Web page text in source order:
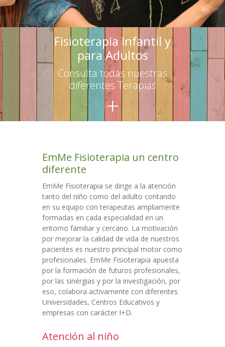
-- Terapias Infantiles
-- Terapias para adultos
Escuelas
-- Asesoramiento
-- Talleres para educadores
-- Talleres para familias
Colaboraciones
Contacto
Fisioterapia Infantil y
para Adultos
Consulta todas nuestras
diferentes Terapias
+
EmMe Fisioterapia un centro
diferente
EmMe Fisioterapia se dirige a la atención
tanto del niño como del adulto contando
en su equipo con terapeutas ampliamente
formadas en cada especialidad en un
entorno familiar y cercano. La motivación
por mejorar la calidad de vida de nuestros
pacientes es nuestro principal motor como
profesionales. EmMe Fisioterapia apuesta
por la formación de futuros profesionales,
por las sinérgias y por la investigación, por
eso, colabora activamente con diferentes
Universidades, Centros Educativos y
empresas con carácter I+D.
Atención al niño